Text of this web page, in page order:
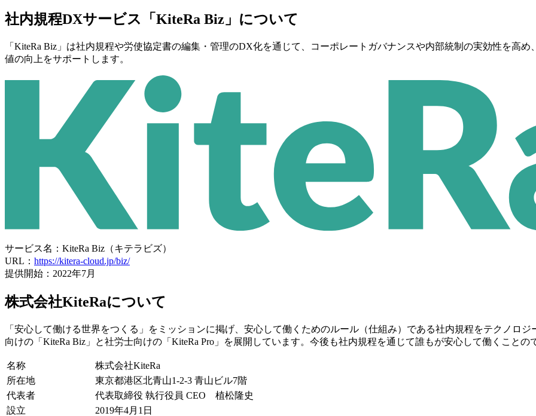
社内規程DXサービス 「KiteRa Biz」について
「KiteRa Biz」は社内規程や労使協定書の編集・管理のDX化を通じて、コーポレートガバナンスや内部統制の実効性を高
値の向上をサポートします。
サービス名：KiteRa Biz（キテラビズ）
URL： https://kitera-cloud.jp/biz/
提供開始：2022年7月
株式会社KiteRaについて
「安心して働ける世界をつくる」をミッションに掲げ、安心して働くためのルール（仕組み）である社内規程をテクノロ
向けの「KiteRa Biz」と社労士向けの「KiteRa Pro」を展開しています。今後も社内規程を通じて誰もが安心して働くことの
名称
株式会社KiteRa
所在地
東京都港区北青山1-2-3 青山ビル7階
代表者
代表取締役 執行役員 CEO 植松隆史
設立
2019年4月1日